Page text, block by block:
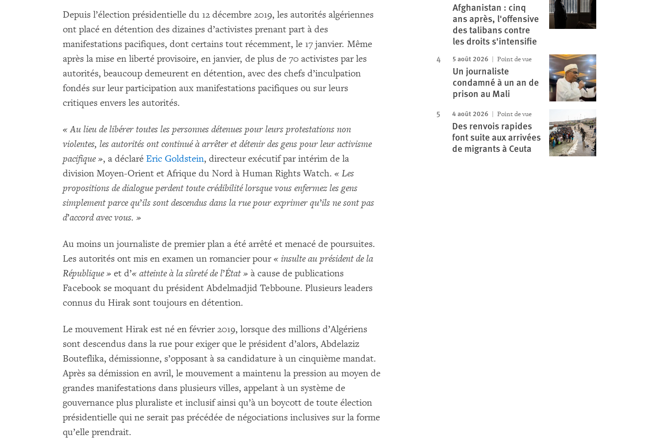
Depuis l’élection présidentielle du 12 décembre 2019, les autorités algériennes
ont placé en détention des dizaines d’activistes prenant part à des
manifestations pacifiques, dont certains tout récemment, le 17 janvier. Même
après la mise en liberté provisoire, en janvier, de plus de 70 activistes par les
autorités, beaucoup demeurent en détention, avec des chefs d’inculpation
fondés sur leur participation aux manifestations pacifiques ou sur leurs
critiques envers les autorités.
« Au lieu de libérer toutes les personnes détenues pour leurs protestations non
violentes, les autorités ont continué à arrêter et détenir des gens pour leur activisme
pacifique », a déclaré Eric Goldstein, directeur exécutif par intérim de la
division Moyen-Orient et Afrique du Nord à Human Rights Watch. « Les
propositions de dialogue perdent toute crédibilité lorsque vous enfermez les gens
simplement parce qu’ils sont descendus dans la rue pour exprimer qu’ils ne sont pas
d’accord avec vous. »
Au moins un journaliste de premier plan a été arrêté et menacé de poursuites.
Les autorités ont mis en examen un romancier pour« insulte au président de la
République » et d’« atteinte à la sûreté de l’État » à cause de publications
Facebook se moquant du président Abdelmadjid Tebboune. Plusieurs leaders
connus du Hirak sont toujours en détention.
Le mouvement Hirak est né en février 2019, lorsque des millions d’Algériens
sont descendus dans la rue pour exiger que le président d’alors, Abdelaziz
Bouteflika, démissionne, s’opposant à sa candidature à un cinquième mandat.
Après sa démission en avril, le mouvement a maintenu la pression au moyen de
grandes manifestations dans plusieurs villes, appelant à un système de
gouvernance plus pluraliste et inclusif ainsi qu’à un boycott de toute élection
présidentielle qui ne serait pas précédée de négociations inclusives sur la forme
qu’elle prendrait.
Afghanistan : cinq
ans après, l'offensive
des talibans contre
les droits s'intensifie
5 août 2026 Point de vue
Un journaliste
condamné à un an de
prison au Mali
4 août 2026 Point de vue
Des renvois rapides
font suite aux arrivées
de migrants à Ceuta